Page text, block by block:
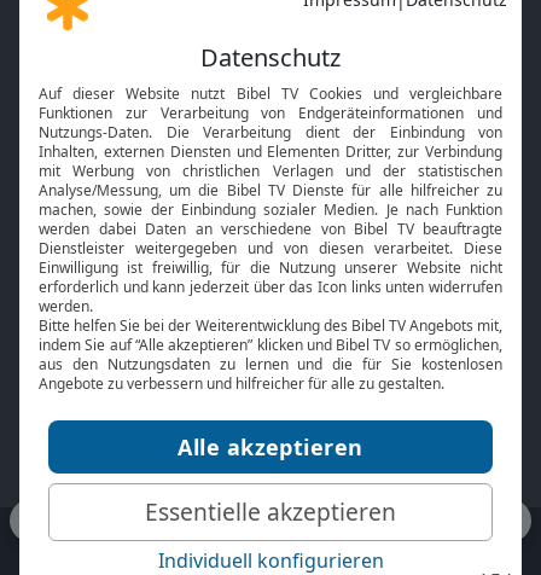
Gott und Bibel erklärt
Neuigkeiten
Mobile App
Smart TV
HbbTV
Bibelthek Online-Bibel
Nächster Gottesdienst
Bibel TV
Über uns
Jobs
Mediadaten
Service
Kontakt
TV-Empfang
bibeltv.de: Impressum
Datenschutz
Nutzungsbedingungen